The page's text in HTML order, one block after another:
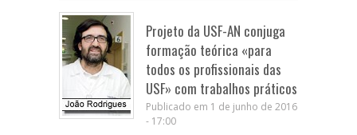
Projeto da USF-AN conjuga
formação teórica «para
todos os profissionais das
USF» com trabalhos práticos
Publicado em 1 de junho de 2016
- 17:00